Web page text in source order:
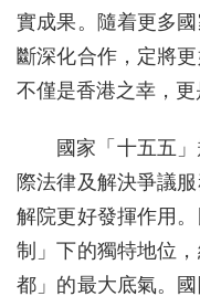
實成果。隨着更多
斷深化合作，定將
不僅是香港之幸，更
國家「十五五
際法律及解決爭議
解院更好發揮作用
制」下的獨特地位
都」的最大底氣。